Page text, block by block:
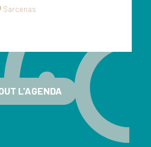
Sarcenas
L'AGENDA